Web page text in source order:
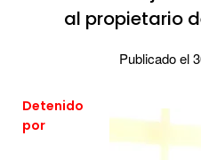
al propietario
Publicado el
Detenido
por